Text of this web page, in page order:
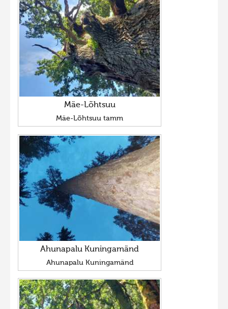
Mäe-Lõhtsuu
Mäe-Lõhtsuu tamm
Ahunapalu Kuningamänd
Ahunapalu Kuningamänd